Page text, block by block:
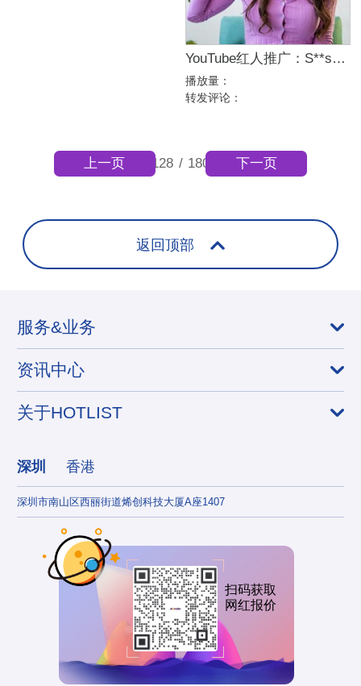
YouTube红人推广：S**s｜墨西哥 运动
播放量：
转发评论：
128 / 180
上一页 下一页
返回顶部
服务&业务
资讯中心
关于HOTLIST
深圳 香港
深圳市南山区西丽街道烯创科技大厦A座1407
扫码获取
网红报价